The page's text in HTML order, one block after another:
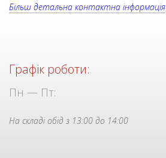
Більш детальна контактна інформація
Графік роботи:
Пн — Пт:
На складі обід з 13:00 до 14:00